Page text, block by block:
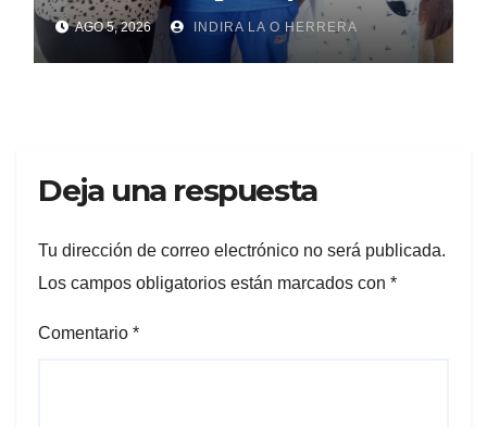
subir al podio
centroamericano
AGO 5, 2026 INDIRA LA O HERRERA
Deja una respuesta
Tu dirección de correo electrónico no será publicada.
Los campos obligatorios están marcados con *
Comentario *